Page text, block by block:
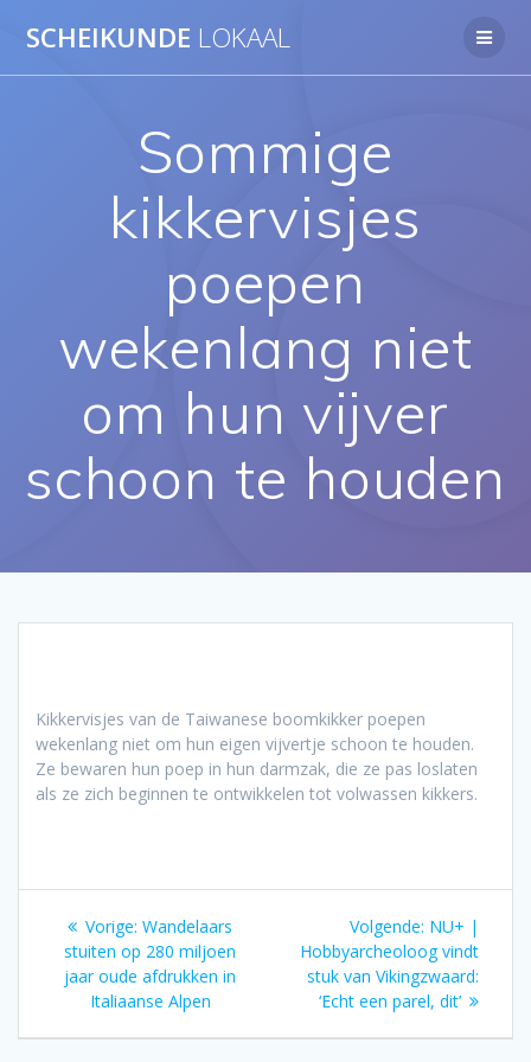
naar
SCHEIKUNDE LOKAAL
Sommige
kikkervisjes
poepen
wekenlang niet
om hun vijver
schoon te houden
Kikkervisjes van de Taiwanese boomkikker poepen
wekenlang niet om hun eigen vijvertje schoon te houden.
Ze bewaren hun poep in hun darmzak, die ze pas loslaten
als ze zich beginnen te ontwikkelen tot volwassen kikkers.
Bericht
navigatie
Vorige: Vorig
bericht:
Wandelaars
stuiten op 280 miljoen
jaar oude afdrukken in
Italiaanse Alpen
Volgende: Volgend
bericht:
NU+ |
Hobbyarcheoloog vindt
stuk van Vikingzwaard:
‘Echt een parel, dit’